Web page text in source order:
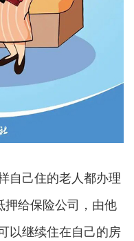
己住的老人都办理
押给保险公司，由他
以继续住在自己的房